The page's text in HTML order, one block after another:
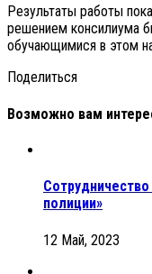
Результаты работы
решением консилиума
обучающимися в этом
Поделиться
Возможно вам
полиции»
12 Май, 2023